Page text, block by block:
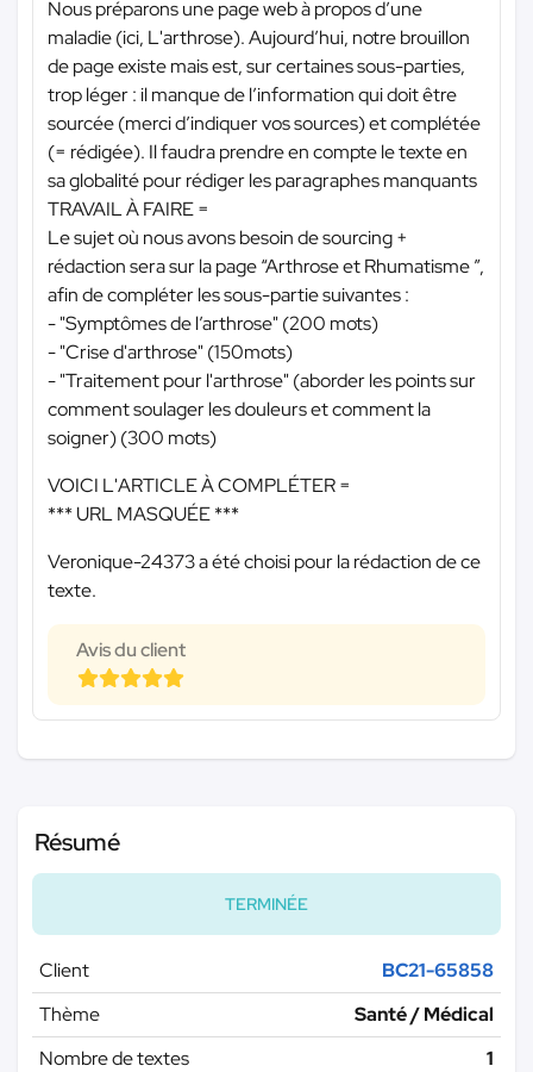
Nous préparons une page web à propos d’une
maladie (ici, L'arthrose). Aujourd’hui, notre brouillon
de page existe mais est, sur certaines sous-parties,
trop léger : il manque de l’information qui doit être
sourcée (merci d’indiquer vos sources) et complétée
(= rédigée). Il faudra prendre en compte le texte en
sa globalité pour rédiger les paragraphes manquants
TRAVAIL À FAIRE =
Le sujet où nous avons besoin de sourcing +
rédaction sera sur la page “Arthrose et Rhumatisme ”,
afin de compléter les sous-partie suivantes :
- "Symptômes de l’arthrose" (200 mots)
- "Crise d'arthrose" (150mots)
- "Traitement pour l'arthrose" (aborder les points sur
comment soulager les douleurs et comment la
soigner) (300 mots)
VOICI L'ARTICLE À COMPLÉTER =
*** URL MASQUÉE ***
Veronique-24373 a été choisi pour la rédaction de ce
texte.
Avis du client
Résumé
TERMINÉE
Client
BC21-65858
Thème
Santé / Médical
Nombre de textes
1